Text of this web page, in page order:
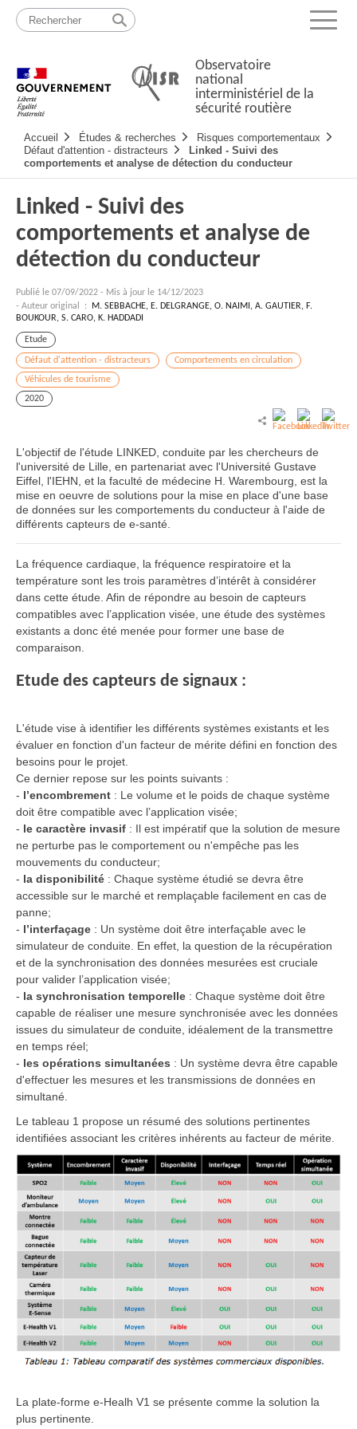
Passer
contenu
Menu
Observatoire
national
interministériel de la
sécurité routière
principale
Accueil Études & recherches
Risques comportementaux
Défaut d'attention - distracteurs
Linked - Suivi des
comportements et analyse de détection du conducteur
Linked - Suivi des
comportements et analyse de
détection du conducteur
Publié le 07/09/2022 - Mis à jour le 14/12/2023
- Auteur original :
M. SEBBACHE, E. DELGRANGE, O. NAIMI, A. GAUTIER, F.
BOUKOUR, S. CARO, K. HADDADI
Etude
Défaut d'attention - distracteurs
Comportements en circulation
Véhicules de tourisme
2020
L'objectif de l'étude LINKED, conduite par les chercheurs de
l'université de Lille, en partenariat avec l'Université Gustave
Eiffel, l'IEHN, et la faculté de médecine H. Warembourg, est la
mise en oeuvre de solutions pour la mise en place d'une base
de données sur les comportements du conducteur à l'aide de
différents capteurs de e-santé.
La fréquence cardiaque, la fréquence respiratoire et la
température sont les trois paramètres d’intérêt à considérer
dans cette étude. Afin de répondre au besoin de capteurs
compatibles avec l’application visée, une étude des systèmes
existants a donc été menée pour former une base de
comparaison.
Etude des capteurs de signaux :
L'étude vise à identifier les différents systèmes existants et les
évaluer en fonction d'un facteur de mérite défini en fonction des
besoins pour le projet.
Ce dernier repose sur les points suivants :
- l’encombrement : Le volume et le poids de chaque système
doit être compatible avec l’application visée;
- le caractère invasif : Il est impératif que la solution de mesure
ne perturbe pas le comportement ou n'empêche pas les
mouvements du conducteur;
- la disponibilité : Chaque système étudié se devra être
accessible sur le marché et remplaçable facilement en cas de
panne;
- l’interfaçage : Un système doit être interfaçable avec le
simulateur de conduite. En effet, la question de la récupération
et de la synchronisation des données mesurées est cruciale
pour valider l’application visée;
- la synchronisation temporelle : Chaque système doit être
capable de réaliser une mesure synchronisée avec les données
issues du simulateur de conduite, idéalement de la transmettre
en temps réel;
- les opérations simultanées : Un système devra être capable
d'effectuer les mesures et les transmissions de données en
simultané.
Le tableau 1 propose un résumé des solutions pertinentes
identifiées associant les critères inhérents au facteur de mérite.
La plate-forme e-Healh V1 se présente comme la solution la
plus pertinente.